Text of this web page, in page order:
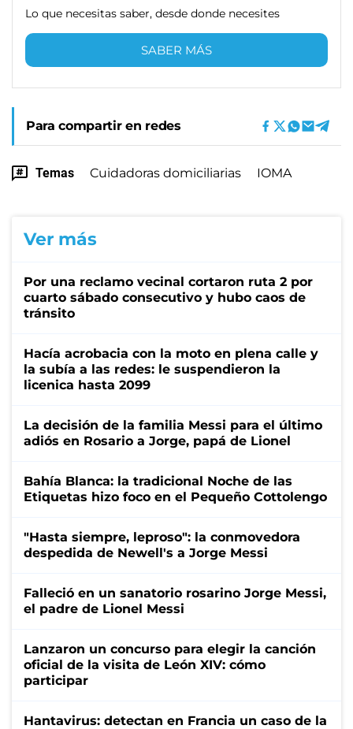
Lo que necesitas saber, desde donde necesites
SABER MÁS
Para compartir en redes
Temas Cuidadoras domiciliarias IOMA
Ver más
Por una reclamo vecinal cortaron ruta 2 por
cuarto sábado consecutivo y hubo caos de
tránsito
Hacía acrobacia con la moto en plena calle y
la subía a las redes: le suspendieron la
licenica hasta 2099
La decisión de la familia Messi para el último
adiós en Rosario a Jorge, papá de Lionel
Bahía Blanca: la tradicional Noche de las
Etiquetas hizo foco en el Pequeño Cottolengo
"Hasta siempre, leproso": la conmovedora
despedida de Newell's a Jorge Messi
Falleció en un sanatorio rosarino Jorge Messi,
el padre de Lionel Messi
Lanzaron un concurso para elegir la canción
oficial de la visita de León XIV: cómo
participar
Hantavirus: detectan en Francia un caso de la